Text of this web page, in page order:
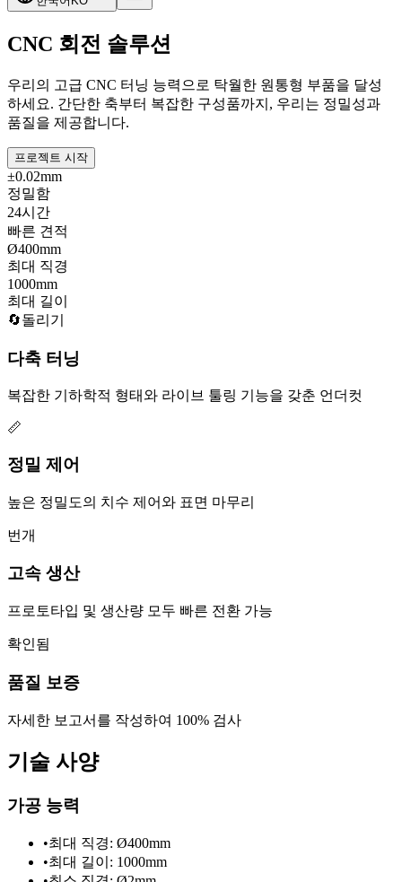
CNC 회전 솔루션
우리의 고급 CNC 터닝 능력으로 탁월한 원통형 부품을 달성
하세요. 간단한 축부터 복잡한 구성품까지, 우리는 정밀성과
품질을 제공합니다.
프로젝트 시작
±0.02mm
정밀함
24시간
빠른 견적
Ø400mm
최대 직경
1000mm
최대 길이
🔄돌리기
다축 터닝
복잡한 기하학적 형태와 라이브 툴링 기능을 갖춘 언더컷
📏
정밀 제어
높은 정밀도의 치수 제어와 표면 마무리
번개
고속 생산
프로토타입 및 생산량 모두 빠른 전환 가능
확인됨
품질 보증
자세한 보고서를 작성하여 100% 검사
기술 사양
가공 능력
•최대 직경: Ø400mm
•최대 길이: 1000mm